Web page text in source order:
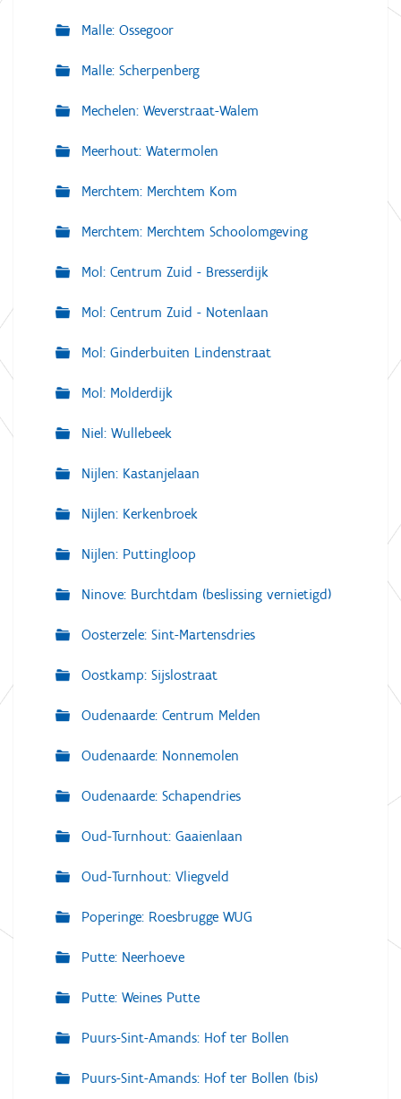
Malle: Ossegoor
Malle: Scherpenberg
Mechelen: Weverstraat-Walem
Meerhout: Watermolen
Merchtem: Merchtem Kom
Merchtem: Merchtem Schoolomgeving
Mol: Centrum Zuid - Bresserdijk
Mol: Centrum Zuid - Notenlaan
Mol: Ginderbuiten Lindenstraat
Mol: Molderdijk
Niel: Wullebeek
Nijlen: Kastanjelaan
Nijlen: Kerkenbroek
Nijlen: Puttingloop
Ninove: Burchtdam (beslissing vernietigd)
Oosterzele: Sint-Martensdries
Oostkamp: Sijslostraat
Oudenaarde: Centrum Melden
Oudenaarde: Nonnemolen
Oudenaarde: Schapendries
Oud-Turnhout: Gaaienlaan
Oud-Turnhout: Vliegveld
Poperinge: Roesbrugge WUG
Putte: Neerhoeve
Putte: Weines Putte
Puurs-Sint-Amands: Hof ter Bollen
Puurs-Sint-Amands: Hof ter Bollen (bis)